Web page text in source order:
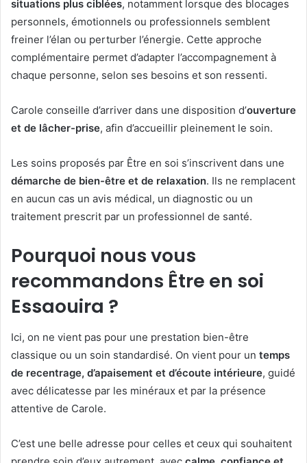
situations plus ciblées, notamment lorsque des blocages
personnels, émotionnels ou professionnels semblent
freiner l’élan ou perturber l’énergie. Cette approche
complémentaire permet d’adapter l’accompagnement à
chaque personne, selon ses besoins et son ressenti.
Carole conseille d’arriver dans une disposition d’ouverture
et de lâcher-prise, afin d’accueillir pleinement le soin.
Les soins proposés par Être en soi s’inscrivent dans une
démarche de bien-être et de relaxation. Ils ne remplacent
en aucun cas un avis médical, un diagnostic ou un
traitement prescrit par un professionnel de santé.
Pourquoi nous vous
recommandons Être en soi
Essaouira ?
Ici, on ne vient pas pour une prestation bien-être
classique ou un soin standardisé. On vient pour un temps
de recentrage, d’apaisement et d’écoute intérieure, guidé
avec délicatesse par les minéraux et par la présence
attentive de Carole.
C’est une belle adresse pour celles et ceux qui souhaitent